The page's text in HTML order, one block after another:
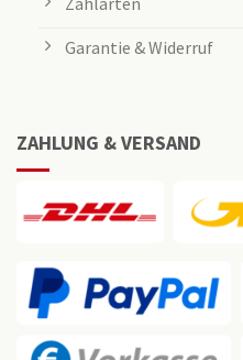
Garantie & Widerruf
ZAHLUNG & VERSAND